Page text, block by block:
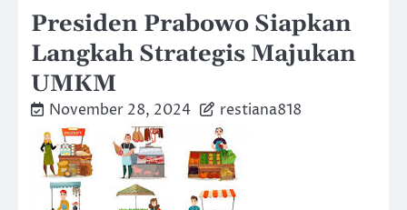
Presiden Prabowo Siapkan
Langkah Strategis Majukan
UMKM
November 28, 2024 restiana818